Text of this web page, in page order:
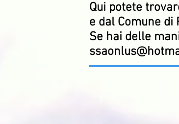
Qui potete
e dal Comune di
Se hai delle